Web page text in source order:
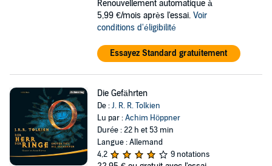
Renouvellement automatique à
5,99 €/mois après l'essai. Voir
conditions d'éligibilité
Essayez Standard gratuitement
Die Gefährten
De :J. R. R. Tolkien
Lu par :Achim Höppner
Durée : 22 h et 53 min
Langue : Allemand
4,2
9 notations